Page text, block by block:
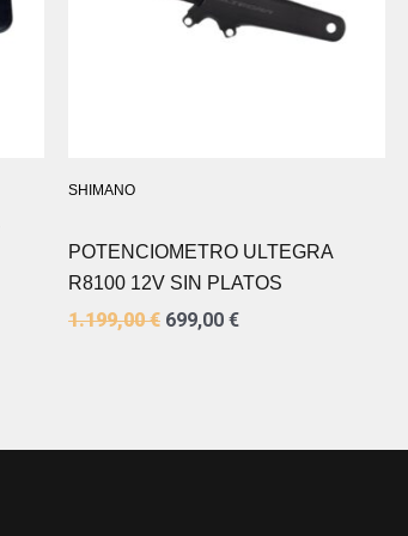
SHIMANO
POTENCIOMETRO ULTEGRA
R8100 12V SIN PLATOS
1.199,00€ 699,00 €